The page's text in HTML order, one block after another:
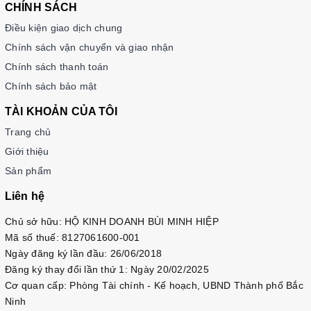
3. Cam kết v ề
– Giao hàng nhanh và đúng thời gian theo yêu cầu.
– Tư vấn FREE học tiếng Hàn, hướng dẫn thi Topik đạt điểm
cao với đội ngũ admin Topik 5,6
CHÍNH SÁCH
Điều kiện giao dịch chung
Chính sách vận chuyển và giao nhận
Chính sách thanh toán
Chính sách bảo mật
TÀI KHOẢN CỦA TÔI
Trang chủ
Giới thiệu
Sản phẩm
Liên hệ
Chủ sở hữu: HỘ KINH DOANH BÙI MINH HIỆP
Mã số thuế: 8127061600-001
Ngày đăng ký lần đầu: 26/06/2018
Đăng ký thay đổi lần thứ 1: Ngày 20/02/2025
Cơ quan cấp: Phòng Tài chính - Kế hoạch, UBND Thành phố Bắc
Ninh